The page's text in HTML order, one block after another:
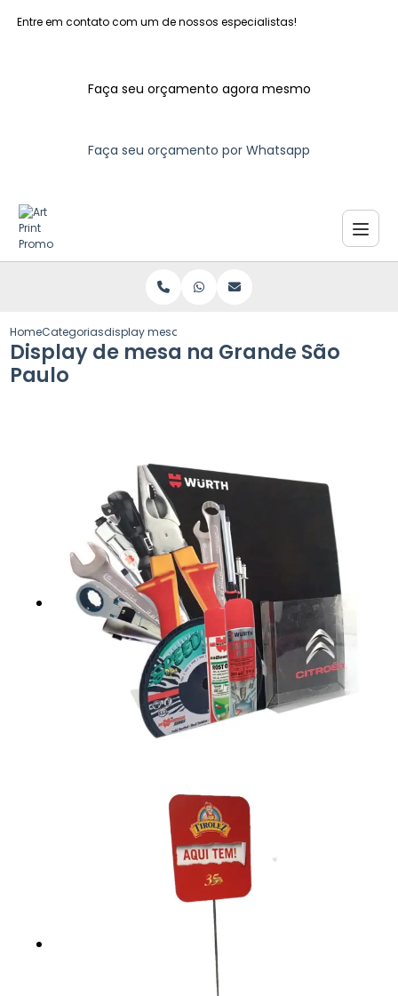
Entre em contato com um de nossos especialistas!
Faça seu orçamento agora mesmo
Faça seu orçamento por Whatsapp
HomeCategoriasdisplay mesa grande sao paulo
Display de mesa na Grande São
Paulo